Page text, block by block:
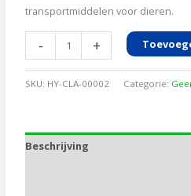
transportmiddelen voor dieren.
-
D,
1kg
+
SKU: HY-CLA-00002 Categorie:
Beschrijving